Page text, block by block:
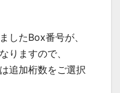
したBox番号が、
りますので、
追加桁数をご選択